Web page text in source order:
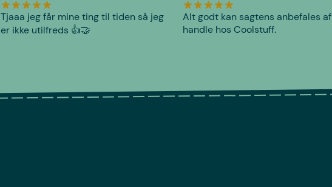
Tjaaa jeg får mine ting til tiden så jeg
er ikke utilfreds 👍🤝
Alt godt kan sagtens anbefales af
handle hos Coolstuff.